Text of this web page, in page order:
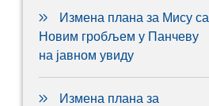
Измена плана за Мису са
Новим гробљем у Панчеву
на јавном увиду
Измена плана за